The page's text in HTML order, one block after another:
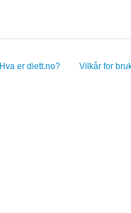
Hva er diett.no? Vilkår for